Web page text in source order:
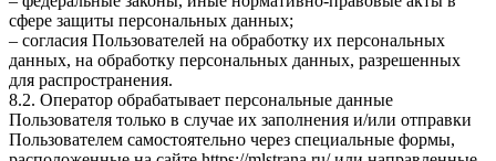
сфере защиты персональных данных;
– согласия Пользователей на обработку их персональных
данных, на обработку персональных данных, разрешенных
для распространения.
8.2. Оператор обрабатывает персональные данные
Пользователя только в случае их заполнения и/или отправки
Пользователем самостоятельно через специальные формы,